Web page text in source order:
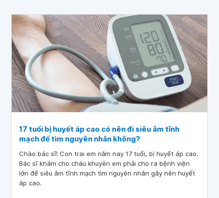
17 tuổi bị huyết áp cao có nên đi siêu âm tĩnh
mạch để tìm nguyên nhân không?
Chào bác sĩ! Con trai em năm nay 17 tuổi, bị huyết áp cao.
Bác sĩ khám cho cháu khuyên em phải cho ra bệnh viện
lớn để siêu âm tĩnh mạch tìm nguyên nhân gây nên huyết
áp cao.